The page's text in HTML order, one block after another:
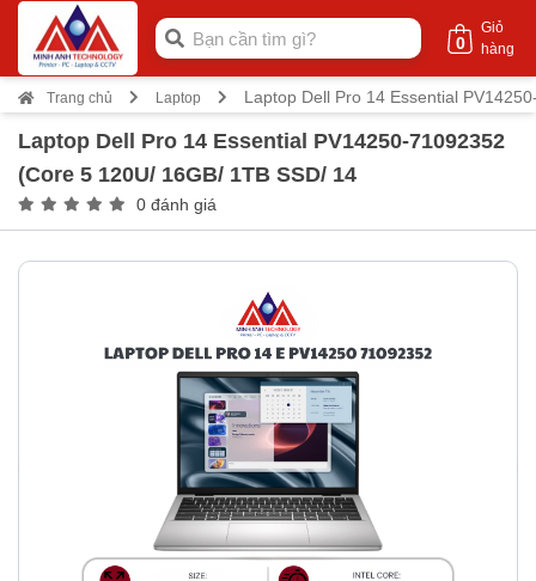
Giỏ
hàng
0
Trang chủ Laptop Laptop Dell Pro 14 Essential
Laptop Dell Pro 14 Essential PV14250-71092352
(Core 5 120U/ 16GB/ 1TB SSD/ 14
0 đánh giá